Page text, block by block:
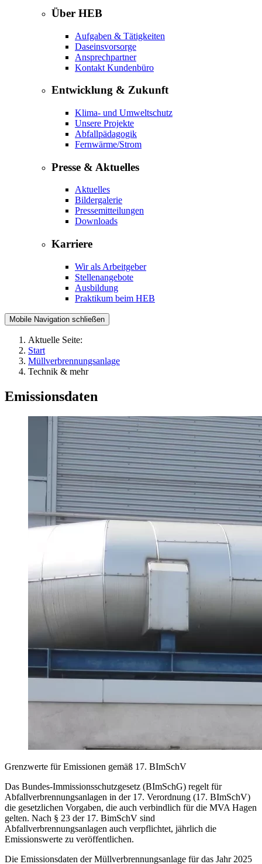
Über HEB
Aufgaben & Tätigkeiten
Daseinsvorsorge
Ansprechpartner
Kontakt Kundenbüro
Entwicklung & Zukunft
Klima- und Umweltschutz
Unsere Projekte
Abfallpädagogik
Fernwärme/Strom
Presse & Aktuelles
Aktuelles
Bildergalerie
Pressemitteilungen
Downloads
Karriere
Wir als Arbeitgeber
Stellenangebote
Ausbildung
Praktikum beim HEB
Mobile Navigation schließen
Aktuelle Seite:
Start
Müllverbrennungsanlage
Technik & mehr
Emissionsdaten
Grenzwerte für Emissionen gemäß 17. BImSchV
Das Bundes-Immissionsschutzgesetz (BImSchG) regelt für
Abfallverbrennungsanlagen in der 17. Verordnung (17. BImSchV)
die gesetzlichen Vorgaben, die auch verbindlich für die MVA Hagen
gelten. Nach § 23 der 17. BimSchV sind
Abfallverbrennungsanlagen auch verpflichtet, jährlich die
Emissionswerte zu veröffentlichen.
Die Emissionsdaten der Müllverbrennungsanlage für das Jahr 2025